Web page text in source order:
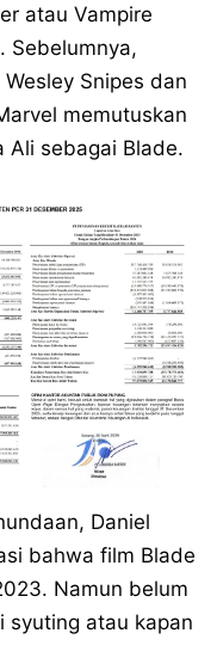
atau Vampire
Sebelumnya,
Snipes dan
memutuskan
Ali sebagai Blade.
Daniel
bahwa film Blade
Namun belum
syuting atau kapan